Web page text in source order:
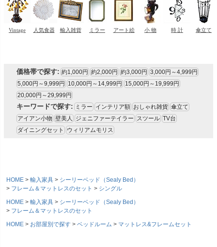
価格帯で探す: 約1,000円 約2,000円 約3,000円 3,000円～4,999円
5,000円～9,999円
10,000円～14,999円
15,000円～19,999円
20,000円～29,999円
キーワードで探す: ミラー インテリア額 おしゃれ雑貨 傘立て
アイアン小物 壁美人 ジェニファーテイラー スツール TV台
ダイニングセット
ウィリアムモリス
HOME 輸入家具
シーリーベッド（Sealy Bed）
フレーム＆マットレスのセット
シングル
HOME
輸入家具
シーリーベッド（Sealy Bed）
フレーム＆マットレスのセット
HOME
お部屋別で探す ベッドルーム マットレス&フレームセット